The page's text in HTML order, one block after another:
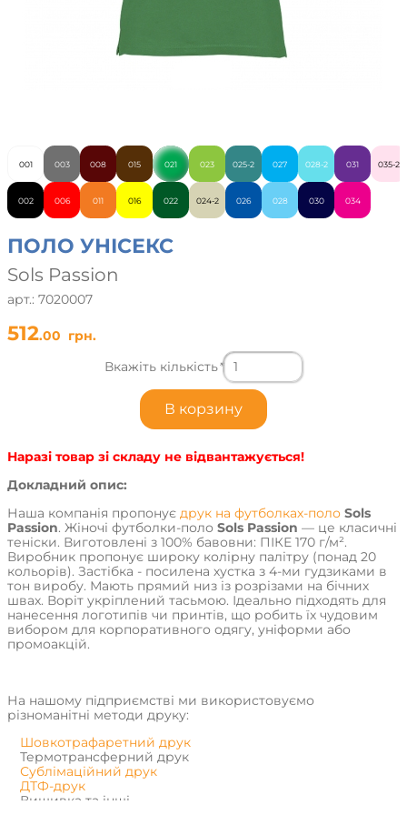
001
002
003
006
008
011
015
016
021
022
023
024-2
025-2
026
027
028
028-2
030
031
034
035-2
ПОЛО УНІСЕКС
Sols Passion
арт.: 7020007
512.00 грн.
Вкажіть кількість*
Наразі товар зі складу не відвантажується!
Докладний опис:
Наша компанія пропонує друк на футболках-поло Sols
Passion. Жіночі футболки-поло Sols Passion — це класичні
теніски. Виготовлені з 100% бавовни: ПІКЕ 170 г/м².
Виробник пропонує широку колірну палітру (понад 20
кольорів). Застібка - посилена хустка з 4-ми гудзиками в
тон виробу. Мають прямий низ із розрізами на бічних
швах. Воріт укріплений тасьмою. Ідеально підходять для
нанесення логотипів чи принтів, що робить їх чудовим
вибором для корпоративного одягу, уніформи або
промоакцій.
На нашому підприємстві ми використовуємо
різноманітні методи друку:
Шовкотрафаретний друк
Термотрансферний друк
Сублімаційний друк
ДТФ-друк
Вишивка та інші.
В корзину